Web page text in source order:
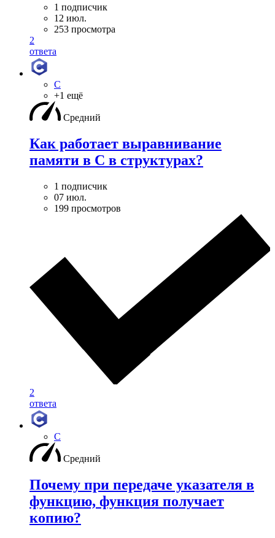
1 подписчик
12 июл.
253 просмотра
2
ответа
C
+1 ещё
Средний
Как работает выравнивание
памяти в С в структурах?
1 подписчик
07 июл.
199 просмотров
2
ответа
C
Средний
Почему при передаче указателя в
функцию, функция получает
копию?